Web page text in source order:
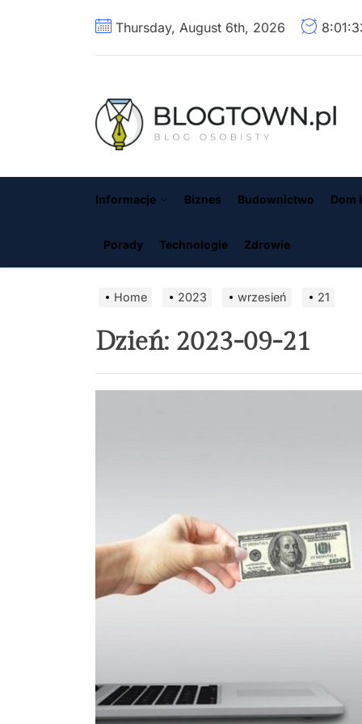
Thursday, August 6th, 2026
Informacje Biznes Budownictwo Dom
Porady Technologie Zdrowie
Home 2023 wrzesień 21
Dzień: 2023-09-21